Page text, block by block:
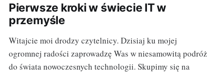
Pierwsze kroki w świecie IT w
przemyśle
Witajcie moi drodzy czytelnicy. Dzisiaj ku mojej
ogromnej radości zaprowadzę Was w niesamowitą podróż
do świata nowoczesnych technologii. Skupimy się na